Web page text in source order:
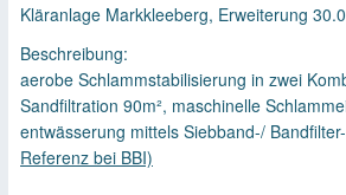
Kläranlage Markkleeberg, Erweiterung
Beschreibung:
aerobe Schlammstabilisierung in zwei
Sandfiltration 90m², maschinelle
entwässerung mittels Siebband-/
Referenz bei BBI)